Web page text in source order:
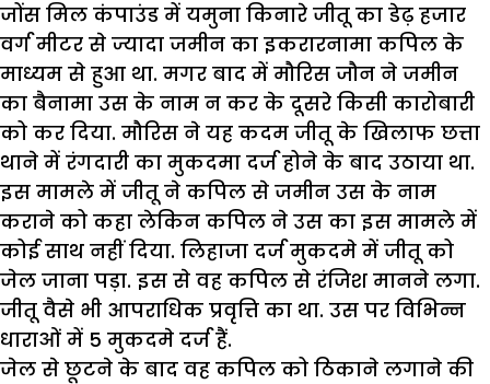
जोंस मिल कंपाउंड में यमुना किनारे जीतू का डेढ़ हजार
वर्ग मीटर से ज्यादा जमीन का इकरारनामा कपिल के
माध्यम से हुआ था. मगर बाद में मौरिस जौन ने जमीन
का बैनामा उस के नाम न कर के दूसरे किसी कारोबारी
को कर दिया. मौरिस ने यह कदम जीतू के खिलाफ छत्ता
थाने में रंगदारी का मुकदमा दर्ज होने के बाद उठाया था.
इस मामले में जीतू ने कपिल से जमीन उस के नाम
कराने को कहा लेकिन कपिल ने उस का इस मामले में
कोई साथ नहीं दिया. लिहाजा दर्ज मुकदमे में जीतू को
जेल जाना पड़ा. इस से वह कपिल से रंजिश मानने लगा.
जीतू वैसे भी आपराधिक प्रवृत्ति का था. उस पर विभिन्न
धाराओं में 5 मुकदमे दर्ज हैं.
जेल से छूटने के बाद वह कपिल को ठिकाने लगाने की